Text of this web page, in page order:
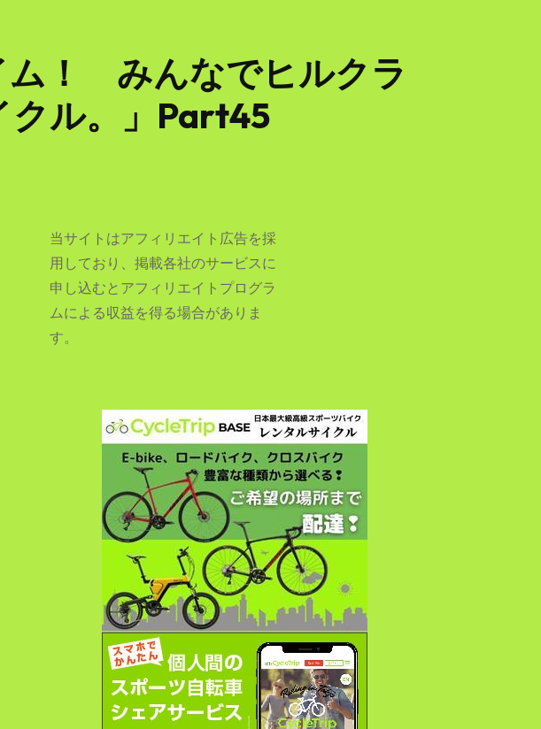
ム！ みんなでヒルクラ
クル。」Part45
当サイトはアフィリエイト広告を採
用しており、掲載各社のサービスに
申し込むとアフィリエイトプログラ
ムによる収益を得る場合がありま
す。